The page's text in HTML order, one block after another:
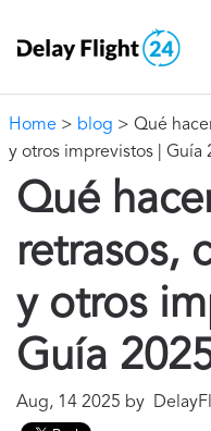
Home > blog > Qué
y otros imprevistos | Guía
Qué
retrasos,
y otros
Guía
Aug, 14 2025 by